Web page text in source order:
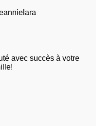
avec succès à votre